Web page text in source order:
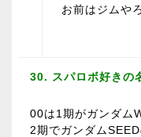
お前はジムや
30. スパロボ好きの
00は1期がガンダム
2期でガンダム